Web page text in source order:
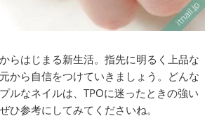
らはじまる新生活。指先に明るく上品な
から自信をつけていきましょう。どんな
ルなネイルは、TPOに迷ったときの強い
ひ参考にしてみてくださいね。